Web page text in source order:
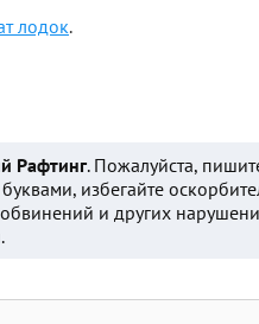
лодок.
Рафтинг. Пожалуйста,
избегайте
и других